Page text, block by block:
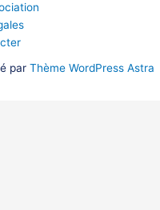
par Thème WordPress Astra